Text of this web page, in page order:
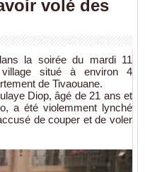
volé des
la soirée du mardi 11
situé à environ 4
de Tivaouane.
Diop, âgé de 21 ans et
a été violemment lynché
de couper et de voler